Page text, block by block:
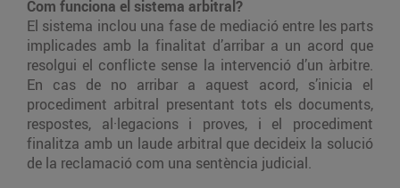
Com funciona el sistema arbitral?
El sistema inclou una fase de mediació entre les parts
implicades amb la finalitat d’arribar a un acord que
resolgui el conflicte sense la intervenció d’un àrbitre.
En cas de no arribar a aquest acord, s’inicia el
procediment arbitral presentant tots els documents,
respostes, al·legacions i proves, i el procediment
finalitza amb un laude arbitral que decideix la solució
de la reclamació com una sentència judicial.